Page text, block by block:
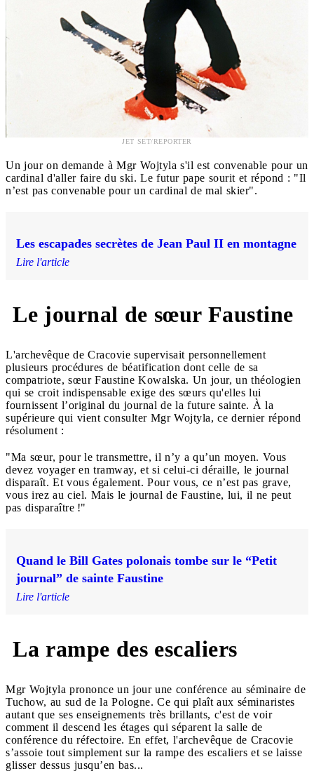
JET SET/REPORTER
Un jour on demande à Mgr Wojtyla s'il est convenable pour un
cardinal d'aller faire du ski. Le futur pape sourit et répond : "Il
n’est pas convenable pour un cardinal de mal skier".
Les escapades secrètes de Jean Paul II en montagne
Lire l'article
Le journal de sœur Faustine
L'archevêque de Cracovie supervisait personnellement
plusieurs procédures de béatification dont celle de sa
compatriote, sœur Faustine Kowalska. Un jour, un théologien
qui se croit indispensable exige des sœurs qu'elles lui
fournissent l’original du journal de la future sainte. À la
supérieure qui vient consulter Mgr Wojtyla, ce dernier répond
résolument :
"Ma sœur, pour le transmettre, il n’y a qu’un moyen. Vous
devez voyager en tramway, et si celui-ci déraille, le journal
disparaît. Et vous également. Pour vous, ce n’est pas grave,
vous irez au ciel. Mais le journal de Faustine, lui, il ne peut
pas disparaître !"
Quand le Bill Gates polonais tombe sur le “Petit
journal” de sainte Faustine
Lire l'article
La rampe des escaliers
Mgr Wojtyla prononce un jour une conférence au séminaire de
Tuchow, au sud de la Pologne. Ce qui plaît aux séminaristes
autant que ses enseignements très brillants, c'est de voir
comment il descend les étages qui séparent la salle de
conférence du réfectoire. En effet, l'archevêque de Cracovie
s’assoie tout simplement sur la rampe des escaliers et se laisse
glisser dessus jusqu’en bas...